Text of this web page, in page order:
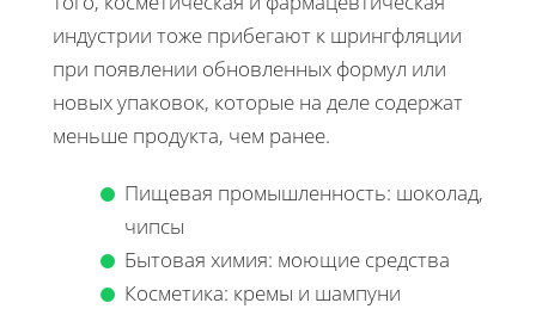
индустрии тоже прибегают к шрингфляции
при появлении обновленных формул или
новых упаковок, которые на деле содержат
меньше продукта, чем ранее.
Пищевая промышленность: шоколад,
чипсы
Бытовая химия: моющие средства
Косметика: кремы и шампуни